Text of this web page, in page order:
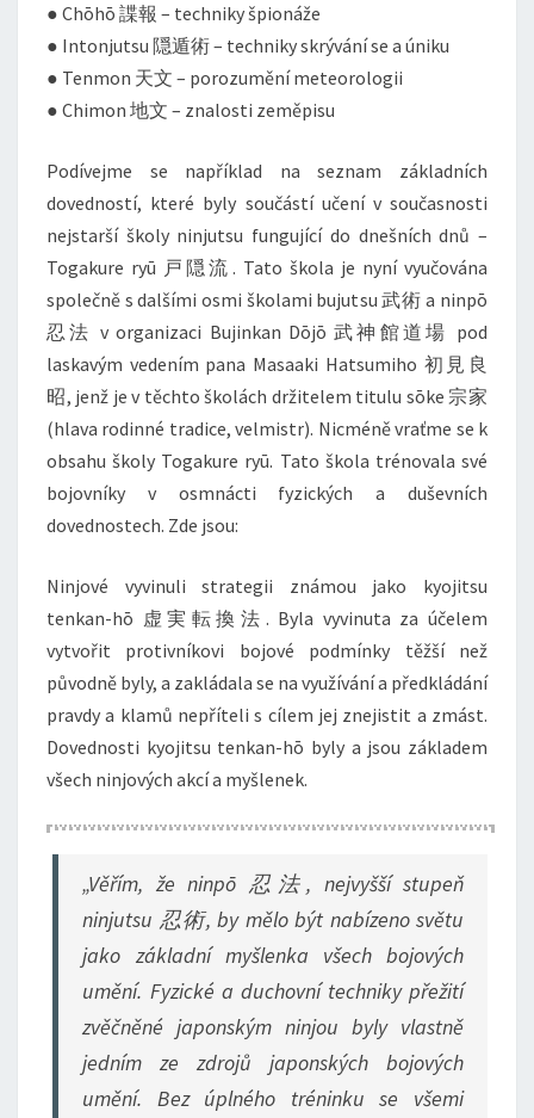
● Chōhō 諜報 – techniky špionáže
● Intonjutsu 隠遁術 – techniky skrývání se a úniku
● Tenmon 天文 – porozumění meteorologii
● Chimon 地文 – znalosti zeměpisu
Podívejme se například na seznam základních
dovedností, které byly součástí učení v současnosti
nejstarší školy ninjutsu fungující do dnešních dnů –
Togakure ryū 戸隠流. Tato škola je nyní vyučována
společně s dalšími osmi školami bujutsu 武術 a ninpō
忍法 v organizaci Bujinkan Dōjō 武神館道場 pod
laskavým vedením pana Masaaki Hatsumiho 初見良
昭, jenž je v těchto školách držitelem titulu sōke 宗家
(hlava rodinné tradice, velmistr). Nicméně vraťme se k
obsahu školy Togakure ryū. Tato škola trénovala své
bojovníky v osmnácti fyzických a duševních
dovednostech. Zde jsou:
Ninjové vyvinuli strategii známou jako kyojitsu
tenkan-hō 虚実転換法. Byla vyvinuta za účelem
vytvořit protivníkovi bojové podmínky těžší než
původně byly, a zakládala se na využívání a předkládání
pravdy a klamů nepříteli s cílem jej znejistit a zmást.
Dovednosti kyojitsu tenkan-hō byly a jsou základem
všech ninjových akcí a myšlenek.
„Věřím, že ninpō 忍法, nejvyšší stupeň
ninjutsu 忍術, by mělo být nabízeno světu
jako základní myšlenka všech bojových
umění. Fyzické a duchovní techniky přežití
zvěčněné japonským ninjou byly vlastně
jedním ze zdrojů japonských bojových
umění. Bez úplného tréninku se všemi